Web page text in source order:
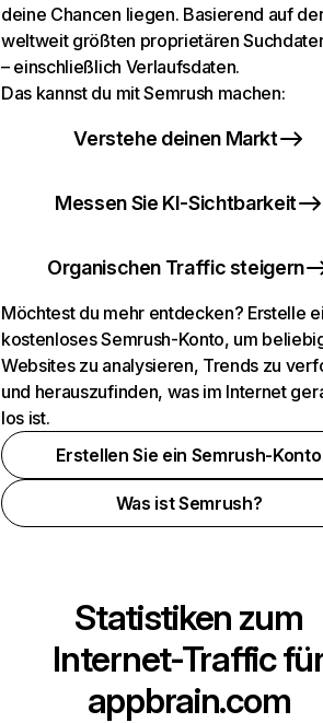
deine Chancen liegen. Basierend auf
weltweit größten proprietären
– einschließlich Verlaufsdaten.
Das kannst du mit Semrush machen:
Verstehe deinen Markt
Messen Sie KI-Sichtbarkeit
Organischen Traffic steigern
Möchtest du mehr entdecken? Erstelle
kostenloses Semrush-Konto, um
Websites zu analysieren, Trends zu
und herauszufinden, was im Internet
los ist.
Erstellen Sie ein Semrush-Konto
Was ist Semrush?
Statistiken zum
Internet-Traffic
appbrain.com